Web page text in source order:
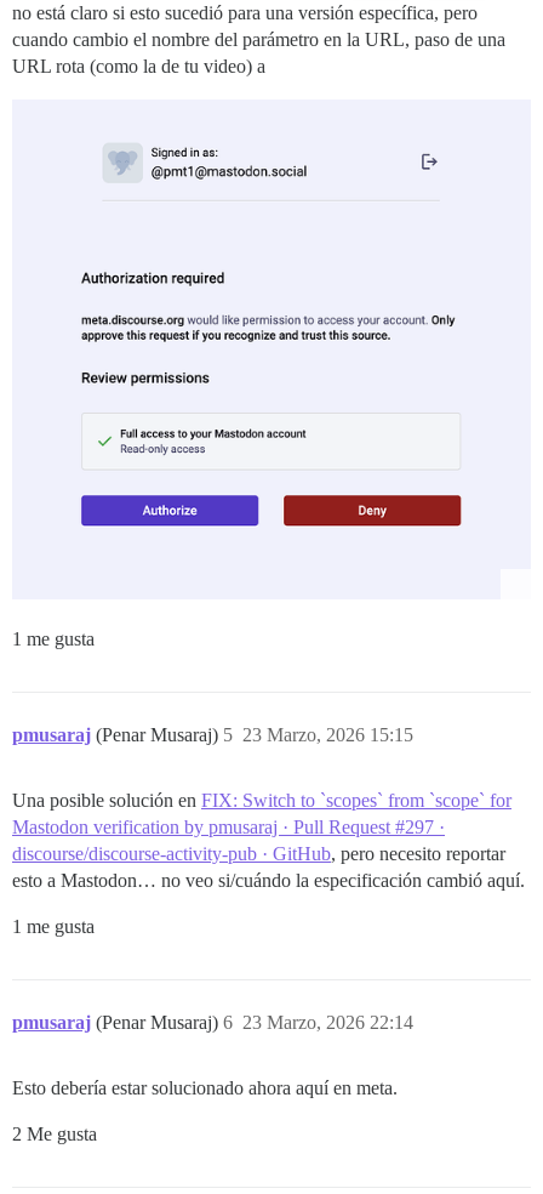
no está claro si esto sucedió para una versión específica, pero
cuando cambio el nombre del parámetro en la URL, paso de una
URL rota (como la de tu video) a
1 me gusta
pmusaraj (Penar Musaraj) 23 Marzo, 2026 15:15
5
Una posible solución en FIX: Switch to `scopes` from `scope` for
Mastodon verification by pmusaraj · Pull Request #297 ·
discourse/discourse-activity-pub · GitHub, pero necesito reportar
esto a Mastodon… no veo si/cuándo la especificación cambió aquí.
1 me gusta
pmusaraj (Penar Musaraj) 23 Marzo, 2026 22:14
6
Esto debería estar solucionado ahora aquí en meta.
2 Me gusta